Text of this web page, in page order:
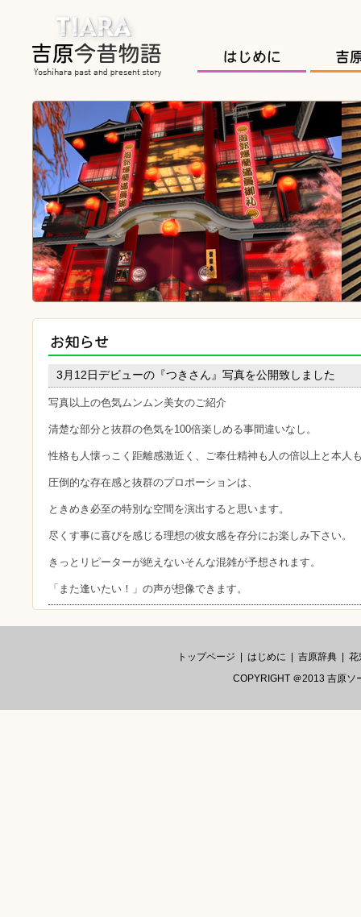
3月12日デビューの『つきさん』写真を公開致しました
写真以上の色気ムンムン美女のご紹介
清楚な部分と抜群の色気を100倍楽しめる事間違いなし。
性格も人懐っこく距離感激近く、ご奉仕精神も人の倍以上と本人
圧倒的な存在感と抜群のプロポーションは、
ときめき必至の特別な空間を演出すると思います。
尽くす事に喜びを感じる理想の彼女感を存分にお楽しみ下さい。
きっとリピーターが絶えないそんな混雑が予想されます。
「また逢いたい！」の声が想像できます。
トップページ はじめに 吉原辞典
花
COPYRIGHT ＠2013 吉原ソ